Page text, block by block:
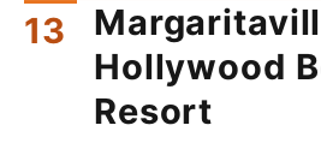
Hollywood
Resort